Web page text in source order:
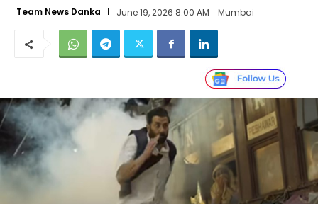
Team News Danka June 19, 2026 8:00 AM Mumbai